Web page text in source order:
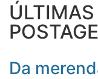
ÚLTIMAS
Da